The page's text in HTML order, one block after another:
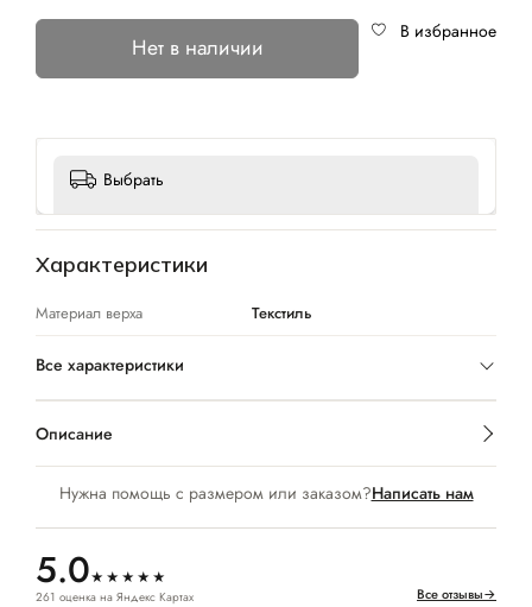
Нет в наличии
В избранное
Выбрать
Нужна помощь с размером или заказом?Написать нам
5.0★★★★★
261 оценка на Яндекс Картах Все отзывы→
Характеристики
Материал верха Текстиль
Все характеристики
Описание